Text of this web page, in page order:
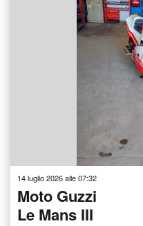
14 luglio 2026 alle 07:32
Moto Guzzi
Le Mans III